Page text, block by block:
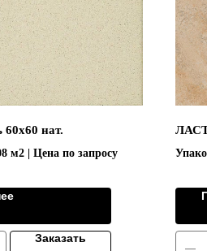
нат.
м2 | Цена по запросу
Заказать